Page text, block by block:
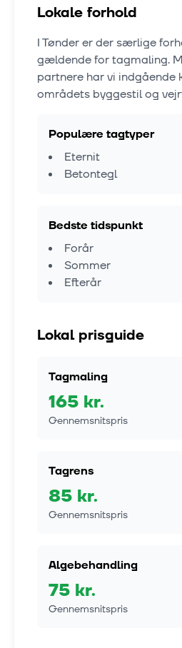
Lokale forhold
ITønderer der særlige
gældende for tagmaling.
partnere har vi indgående
områdets byggestil og
Populære tagtyper
Eternit
Betontegl
Bedste tidspunkt
Forår
Sommer
Efterår
Lokal prisguide
Tagmaling
165 kr.
Gennemsnitspris
Tagrens
85 kr.
Gennemsnitspris
Algebehandling
75 kr.
Gennemsnitspris